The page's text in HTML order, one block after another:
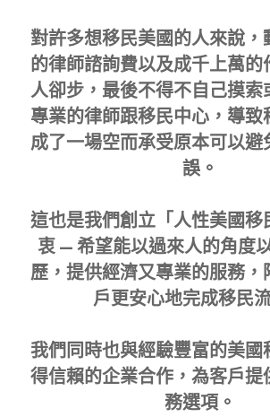
對許多想移民美國的人來說，
的律師諮詢費以及成千上萬的
人卻步，最後不得不自己摸索
專業的律師跟移民中心，導致
成了一場空而承受原本可以避
誤。
這也是我們創立「人性美國移
衷 — 希望能以過來人的角度
歷，提供經濟又專業的服務，
戶更安心地完成移民
我們同時也與經驗豐富的美國
得信賴的企業合作，為客戶提
務選項。